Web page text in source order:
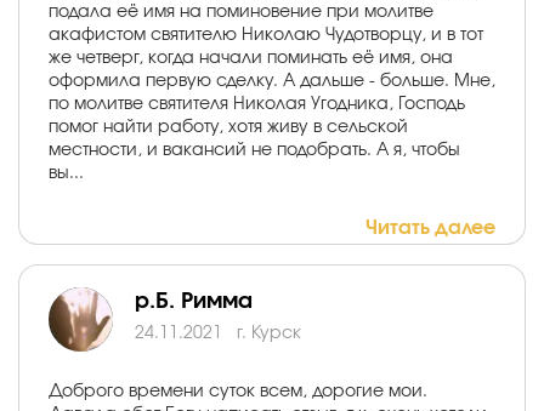
подала её имя на поминовение при молитве
акафистом святителю Николаю Чудотворцу, и в тот
же четверг, когда начали поминать её имя, она
оформила первую сделку. А дальше - больше. Мне,
по молитве святителя Николая Угодника, Господь
помог найти работу, хотя живу в сельской
местности, и вакансий не подобрать. А я, чтобы
вы...
Читать далее
р.Б. Римма
24.11.2021 г. Курск
Доброго времени суток всем, дорогие мои.